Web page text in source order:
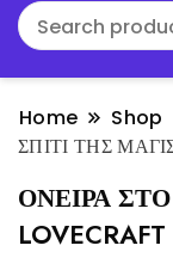
Home Shop
ΣΠΙΤΙ ΤΗΣ
ΟΝΕΙΡΑ
LOVECRAFT